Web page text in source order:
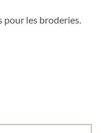
pour les broderies.